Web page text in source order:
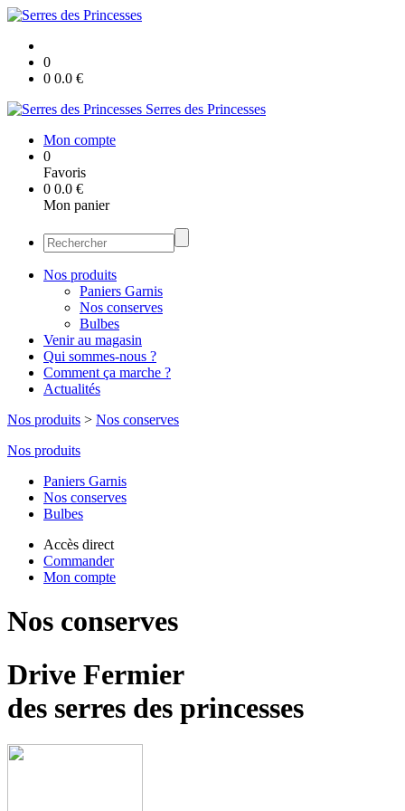
0
0 0.0 €
Serres des Princesses
Mon compte
0
Favoris
0 0.0 €
Mon panier
Nos produits
Paniers Garnis
Nos conserves
Bulbes
Venir au magasin
Qui sommes-nous ?
Comment ça marche ?
Actualités
Nos produits > Nos conserves
Nos produits
Paniers Garnis
Nos conserves
Bulbes
Accès direct
Commander
Mon compte
Nos conserves
Drive Fermier
des serres des princesses